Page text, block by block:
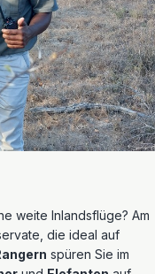
weite Inlandsflüge? Am
die ideal auf
spüren Sie im